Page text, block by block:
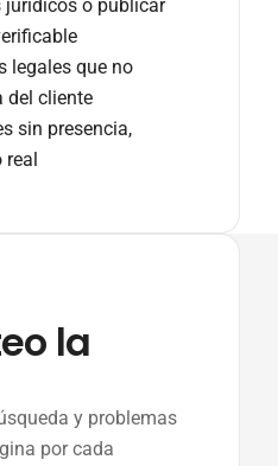
jurídicos o publicar
legales que no
del cliente
sin presencia,
real
la
y problemas
por cada